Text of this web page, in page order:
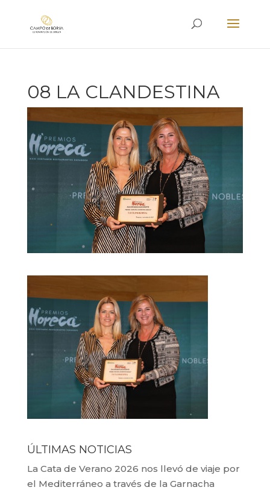
08 LA CLANDESTINA
ÚLTIMAS NOTICIAS
La Cata de Verano 2026 nos llevó de viaje por
el Mediterráneo a través de la Garnacha